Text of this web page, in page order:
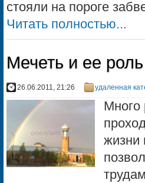
стояли на пороге
Читать полностью...
Мечеть и ее
26.06.2011, 21:26 удаленная
Много
жизни